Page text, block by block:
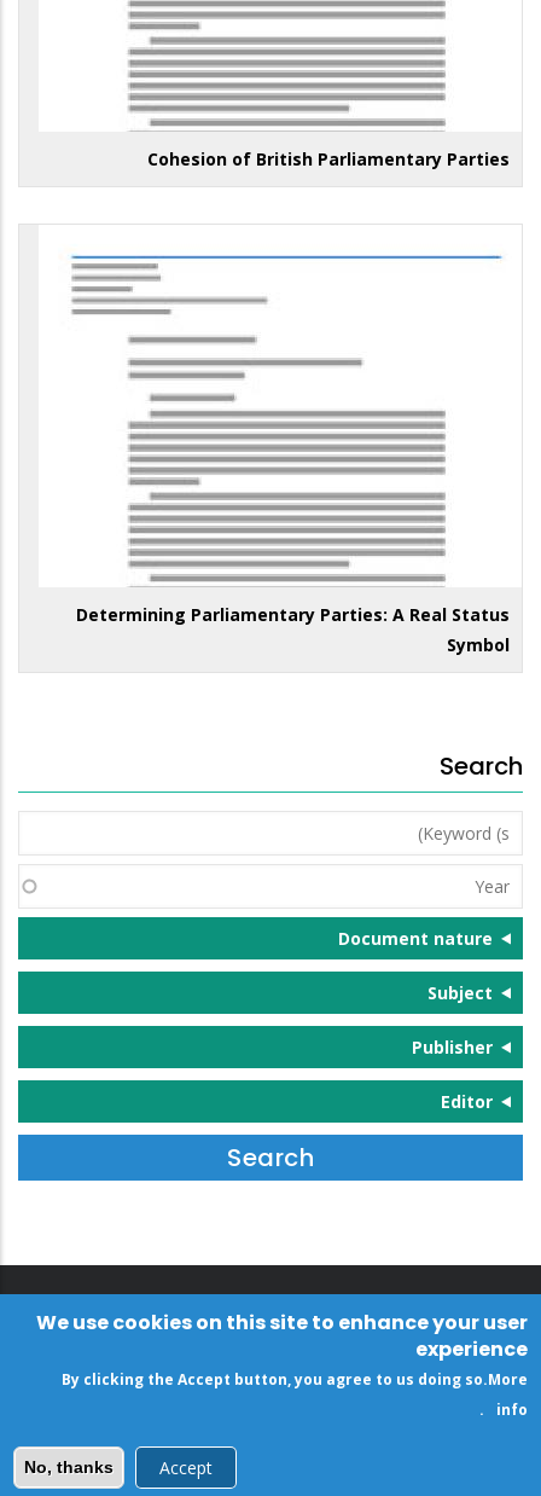
Cohesion of British Parliamentary Parties
Determining Parliamentary Parties: A Real Status
Symbol
Search
Keyword
(s)
Year
Document nature
Subject
Publisher
Editor
We use cookies on this site to enhance your user
experience
By clicking the Accept button, you agree to us doing so.More
info
.
Accept
No, thanks